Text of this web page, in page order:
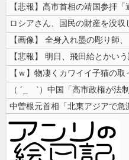
ロシアさん、国民の財産を没収
【ｗ】物凄くカワイイ子猫の取
中曽根元首相「北東アジアで